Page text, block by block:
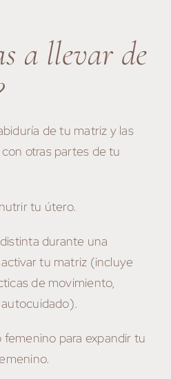
a llevar de
de tu matriz y las
otras partes de tu
tu útero.
durante una
tu matriz (incluye
de movimiento,
femenino para expandir tu